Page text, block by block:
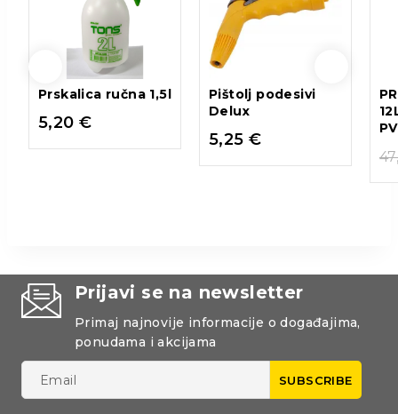
Prskalica ručna 1,5l
5,20 €
Pištolj podesivi
Delux
5,25 €
Prijavi se na newsletter
Primaj najnovije informacije o događajima,
ponudama i akcijama